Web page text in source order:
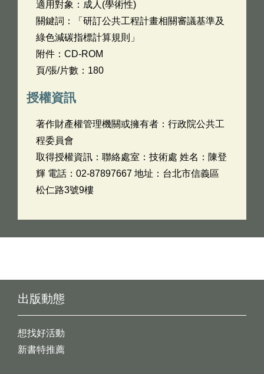
適用對象：成人(學術性)
關鍵詞：「研訂公共工程計畫相關審議基準及
綠色減碳指標計算規則」
附件：CD-ROM
頁/張/片數：180
授權資訊
著作財產權管理機關或擁有者：行政院公共工
程委員會
取得授權資訊：聯絡處室：技術處 姓名：陳登
輝 電話：02-87897667 地址：台北市信義區
松仁路3號9樓
出版動態
想找好活動
新書特推薦